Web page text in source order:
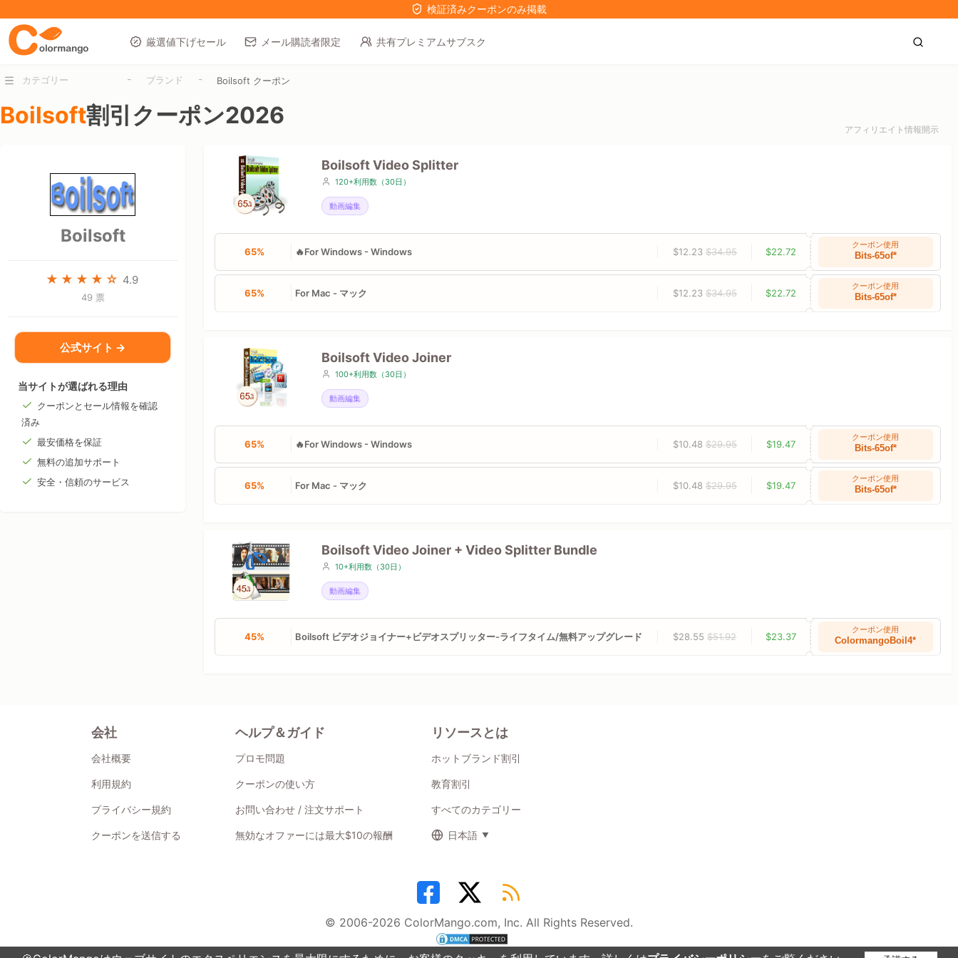
検証済みクーポンのみ掲載
厳選値下げセール メール購読者限定 共有プレミアムサブスク
カテゴリー - ブランド - Boilsoft クーポン
Boilsoft割引クーポン2026
アフィリエイト情報開示
Boilsoft
4.9
49 票
公式サイト →
当サイトが選ばれる理由
クーポンとセール情報を確認
済み
最安価格を保証
無料の追加サポート
安全・信頼のサービス
Boilsoft Video Splitter
120+利用数（30日）
動画編集
65% 🔥For Windows - Windows $12.23 $34.95 $22.72
クーポン使用
Bits-65of*
65% For Mac - マック $12.23 $34.95 $22.72
クーポン使用
Bits-65of*
Boilsoft Video Joiner
100+利用数（30日）
動画編集
65% 🔥For Windows - Windows $10.48 $29.95 $19.47
クーポン使用
Bits-65of*
65% For Mac - マック $10.48 $29.95 $19.47
クーポン使用
Bits-65of*
Boilsoft Video Joiner + Video Splitter Bundle
10+利用数（30日）
動画編集
45% Boilsoft ビデオジョイナー+ビデオスプリッター-ライフタイム/無料アップグレード $28.55$51.92 $23.37
クーポン使用
ColormangoBoil4*
会社
会社概要
利用規約
プライバシー規約
クーポンを送信する
ヘルプ＆ガイド
プロモ問題
クーポンの使い方
お問い合わせ / 注文サポート
無効なオファーには最大$10の報酬
リソースとは
ホットブランド割引
教育割引
すべてのカテゴリー
日本語
© 2006-2026 ColorMango.com, Inc. All Rights Reserved.